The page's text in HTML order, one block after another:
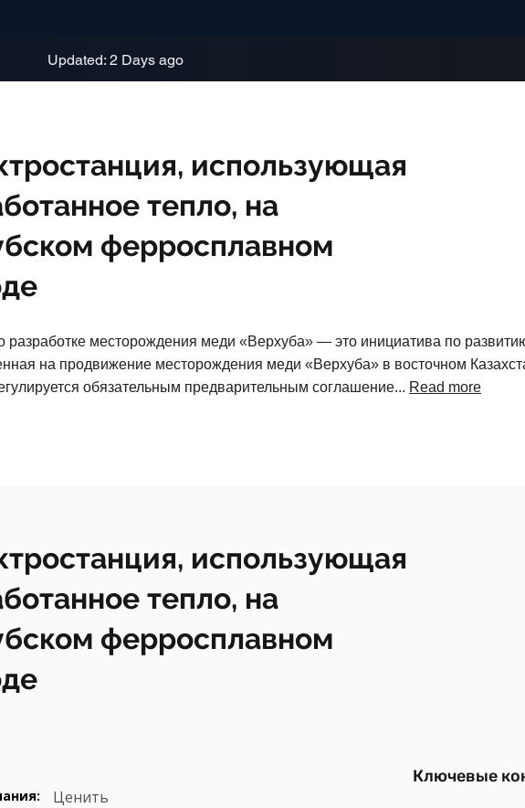
Updated: 2 Days ago
использующая
тепло, на
ферросплавном
разработке месторождения меди «Верхуба» — это инициатива по
на продвижение месторождения меди «Верхуба» в восточном
обязательным предварительным соглашение... Read more
использующая
тепло, на
ферросплавном
Ценить
Ключевые